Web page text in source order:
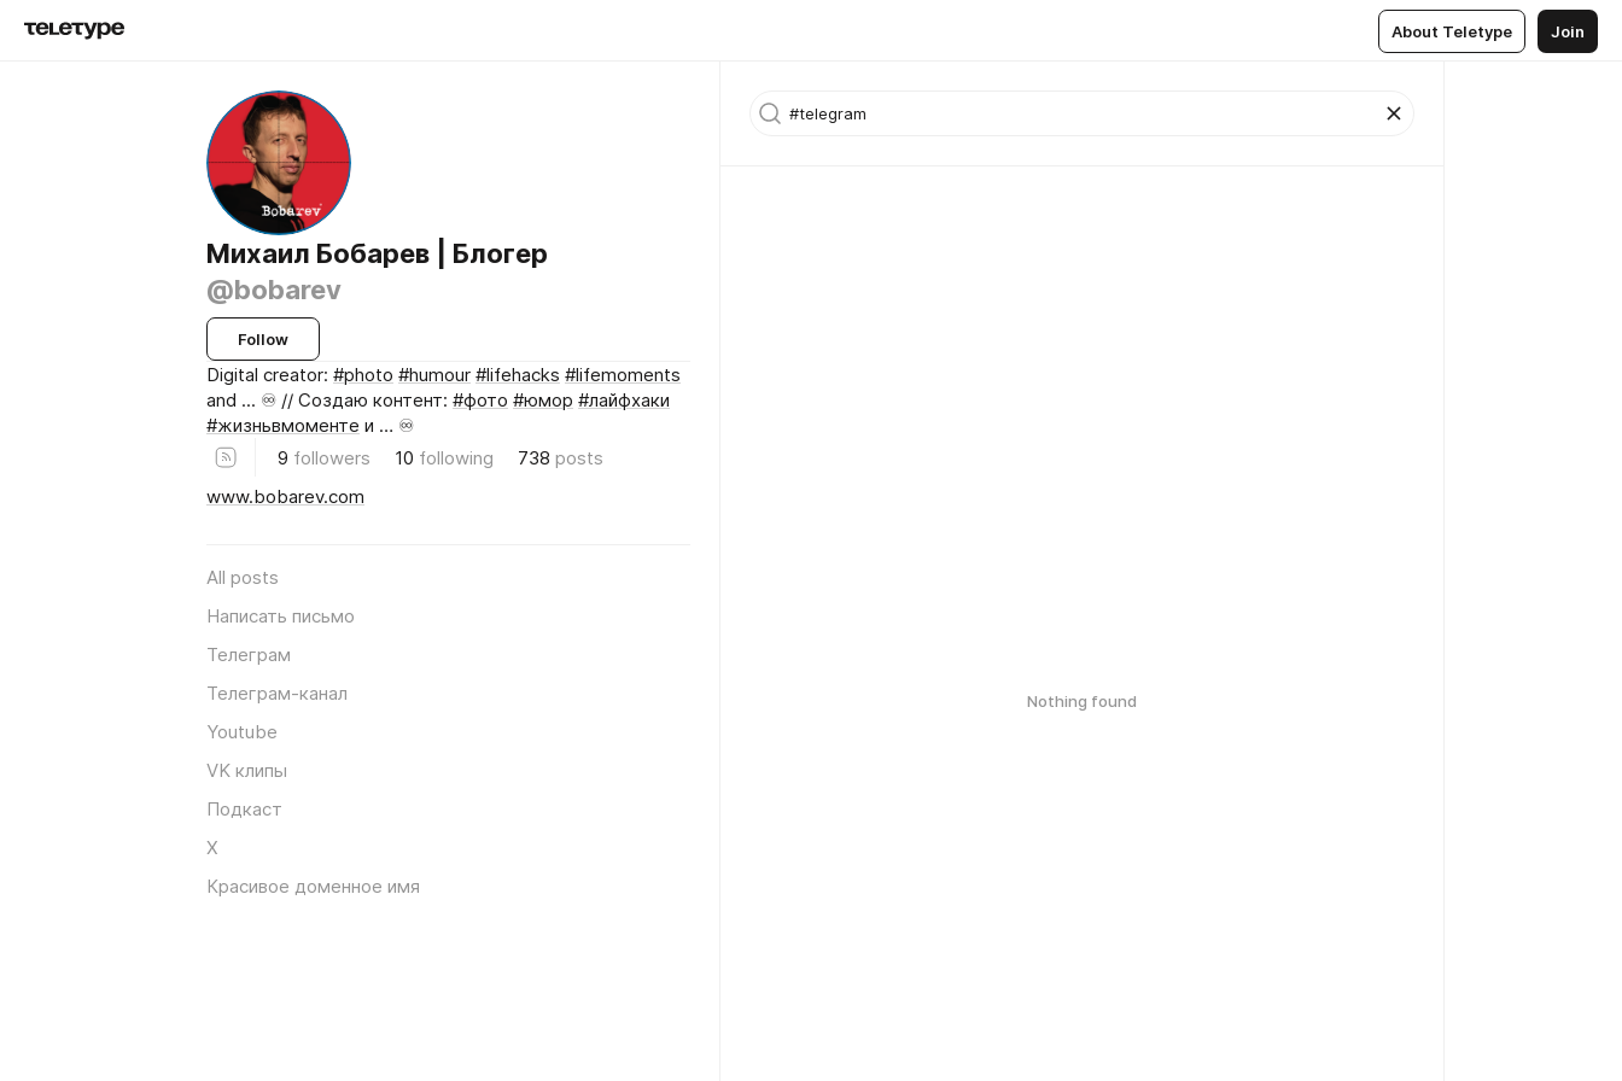
About Teletype Join
Михаил Бобарев | Блогер
@bobarev
Follow
Digital creator: #photo #humour #lifehacks #lifemoments
and ... ♾️ // Создаю контент: #фото #юмор #лайфхаки
#жизньвмоменте и … ♾️
9 followers 10 following 738 posts
www.bobarev.com
All posts
Написать письмо
Телеграм
Телеграм-канал
Youtube
VK клипы
Подкаст
X
Красивое доменное имя
Nothing found